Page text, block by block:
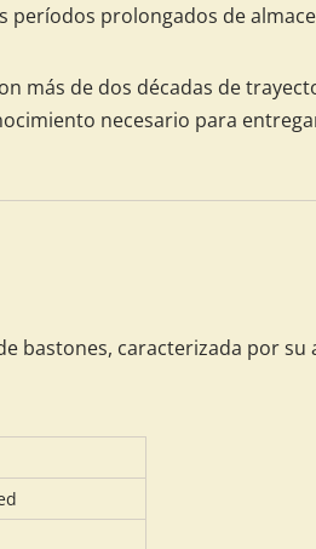
prolongados de
más de dos décadas de
necesario para
bastones, caracterizada por